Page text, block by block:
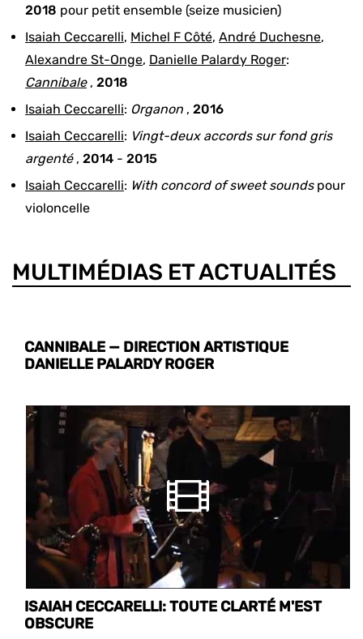
2018 pour petit ensemble (seize musicien)
Isaiah Ceccarelli, Michel F Côté, André Duchesne,
Alexandre St-Onge, Danielle Palardy Roger:
Cannibale , 2018
Isaiah Ceccarelli: Organon , 2016
Isaiah Ceccarelli: Vingt-deux accords sur fond gris
argenté, 2014 - 2015
Isaiah Ceccarelli: With concord of sweet soundspour
violoncelle
MULTIMÉDIAS ET ACTUALITÉS
CANNIBALE — DIRECTION ARTISTIQUE
DANIELLE PALARDY ROGER
ISAIAH CECCARELLI: TOUTE CLARTÉ M'EST
OBSCURE